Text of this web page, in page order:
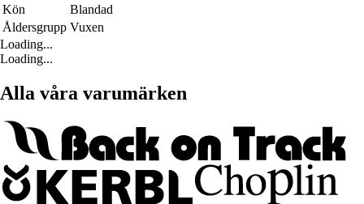
Kön
Blandad
Åldersgrupp Vuxen
Loading...
Loading...
Alla våra varumärken